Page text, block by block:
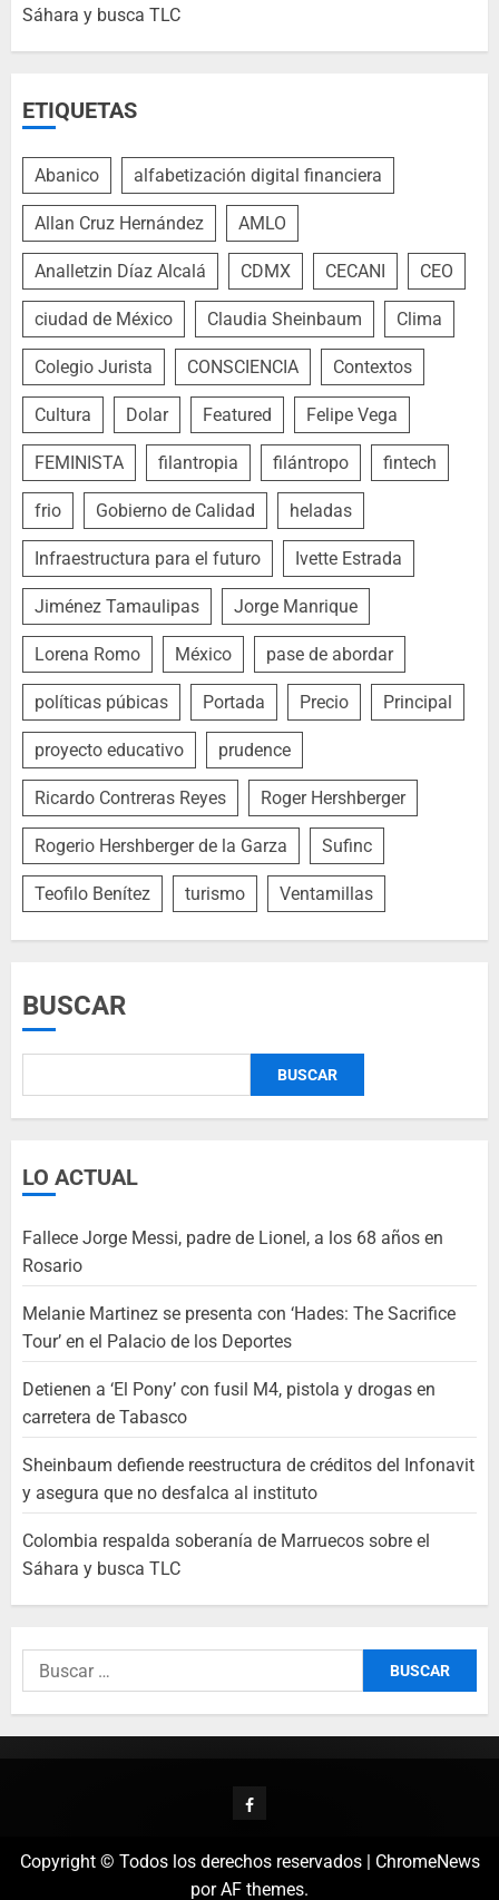
Sáhara y busca TLC
ETIQUETAS
Abanico alfabetización digital financiera
Allan Cruz Hernández AMLO
Analletzin Díaz Alcalá CDMX CECANI CEO
ciudad de México Claudia Sheinbaum Clima
Colegio Jurista CONSCIENCIA Contextos
Cultura Dolar Featured Felipe Vega
FEMINISTA filantropia filántropo fintech
frio Gobierno de Calidad heladas
Infraestructura para el futuro Ivette Estrada
Jiménez Tamaulipas Jorge Manrique
Lorena Romo México pase de abordar
políticas púbicas Portada Precio Principal
proyecto educativo prudence
Ricardo Contreras Reyes Roger Hershberger
Rogerio Hershberger de la Garza Sufinc
Teofilo Benítez turismo Ventamillas
BUSCAR
BUSCAR
LO ACTUAL
Fallece Jorge Messi, padre de Lionel, a los 68 años en
Rosario
Melanie Martinez se presenta con ‘Hades: The Sacrifice
Tour’ en el Palacio de los Deportes
Detienen a ‘El Pony’ con fusil M4, pistola y drogas en
carretera de Tabasco
Sheinbaum defiende reestructura de créditos del Infonavit
y asegura que no desfalca al instituto
Colombia respalda soberanía de Marruecos sobre el
Sáhara y busca TLC
Copyright © Todos los derechos reservados
ChromeNews
por AF themes.